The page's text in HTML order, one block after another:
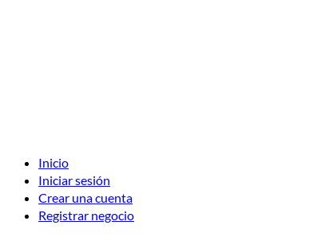
Inicio
Iniciar sesión
Crear una cuenta
Registrar negocio